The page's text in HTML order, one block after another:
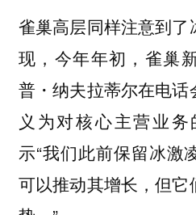
雀巢高层同样注意到
现， 今年年初，雀巢
普・纳夫拉蒂尔在电
义为对核心主营业
示“我们此前保留冰激
可以推动其增长，但